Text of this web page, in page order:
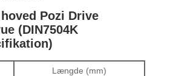
Pozi Drive
(DIN7504K
Længde (mm)